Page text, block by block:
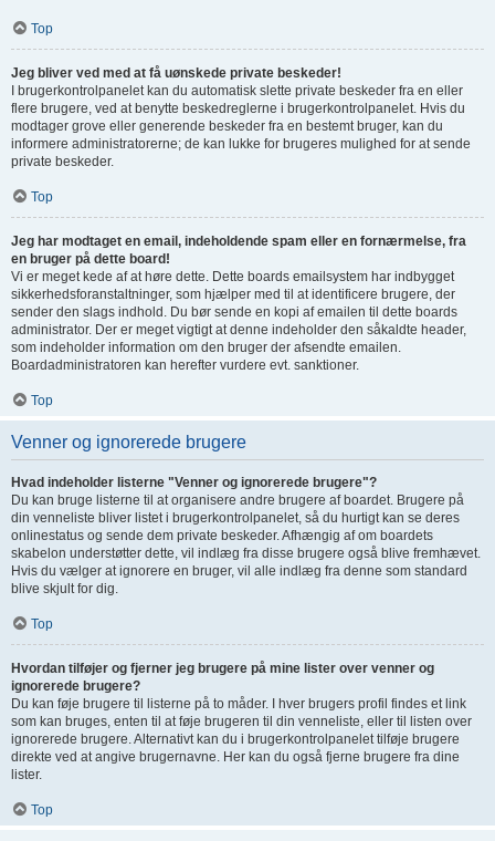
Top
Jeg bliver ved med at få uønskede private beskeder!
I brugerkontrolpanelet kan du automatisk slette private beskeder fra en eller
flere brugere, ved at benytte beskedreglerne i brugerkontrolpanelet. Hvis du
modtager grove eller generende beskeder fra en bestemt bruger, kan du
informere administratorerne; de kan lukke for brugeres mulighed for at sende
private beskeder.
Top
Jeg har modtaget en email, indeholdende spam eller en fornærmelse, fra
en bruger på dette board!
Vi er meget kede af at høre dette. Dette boards emailsystem har indbygget
sikkerhedsforanstaltninger, som hjælper med til at identificere brugere, der
sender den slags indhold. Du bør sende en kopi af emailen til dette boards
administrator. Der er meget vigtigt at denne indeholder den såkaldte header,
som indeholder information om den bruger der afsendte emailen.
Boardadministratoren kan herefter vurdere evt. sanktioner.
Top
Venner og ignorerede brugere
Hvad indeholder listerne "Venner og ignorerede brugere"?
Du kan bruge listerne til at organisere andre brugere af boardet. Brugere på
din venneliste bliver listet i brugerkontrolpanelet, så du hurtigt kan se deres
onlinestatus og sende dem private beskeder. Afhængig af om boardets
skabelon understøtter dette, vil indlæg fra disse brugere også blive fremhævet.
Hvis du vælger at ignorere en bruger, vil alle indlæg fra denne som standard
blive skjult for dig.
Top
Hvordan tilføjer og fjerner jeg brugere på mine lister over venner og
ignorerede brugere?
Du kan føje brugere til listerne på to måder. I hver brugers profil findes et link
som kan bruges, enten til at føje brugeren til din venneliste, eller til listen over
ignorerede brugere. Alternativt kan du i brugerkontrolpanelet tilføje brugere
direkte ved at angive brugernavne. Her kan du også fjerne brugere fra dine
lister.
Top